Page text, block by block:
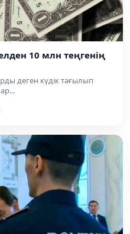
10 млн теңгенің
деген күдік тағылып